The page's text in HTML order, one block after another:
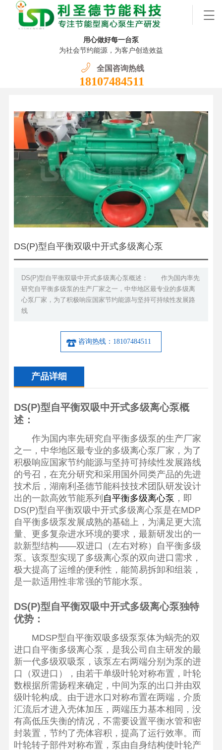
用心做好每一台泵
为社会节约能源，为客户创造效益
全国咨询热线
18107484511
DS(P)型自平衡双吸中开式多级离心泵
DS(P)型自平衡双吸中开式多级离心泵概述： 作为国内率先
研究自平衡多级泵的生产厂家之一，中华地区最专业的多级离
心泵厂家，为了积极响应国家节约能源与坚持可持续性发展路
线
咨询热线：18107484511
产品详细
DS(P)型自平衡双吸中开式多级离心泵概
述：
作为国内率先研究自平衡多级泵的生产厂家
之一，中华地区最专业的多级离心泵厂家，为了
积极响应国家节约能源与坚持可持续性发展路线
的号召，在充分研究和采用国外同类产品的先进
技术后，湖南利圣德节能科技技术团队研发设计
出的一款高效节能系列 自平衡多级离心泵 ，即
DS(P)型自平衡双吸中开式多级离心泵是在MDP
自平衡多级泵发展成熟的基础上，为满足更大流
量、更多复杂进水环境的要求，最新研发出的一
款新型结构——双进口（左右对称）自平衡多级
泵。该泵型实现了多级离心泵的双向进口需求，
极大提高了运维的便利性，能简易拆卸和组装，
是一款适用性非常强的节能水泵。
DS(P)型自平衡双吸中开式多级离心泵独特
优势：
MDSP型自平衡双吸多级泵泵体为蜗壳的双
进口自平衡多级离心泵，是我公司自主研发的最
新一代多级双吸泵，该泵左右两端分别为泵的进
口（双进口），由若干单级叶轮对称布置，叶轮
数根据所需扬程来确定，中间为泵的出口并由双
级叶轮构成。由于进水口对称布置在两端，介质
汇流后才进入壳体加压，两端压力基本相同，没
有高低压失衡的情况，不需要设置平衡水管和密
封装置，节约了壳体容积，提高了运行效率。而
叶轮转子部件对称布置，泵由自身结构使叶轮产